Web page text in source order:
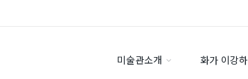
미술관소개 화가 이강하